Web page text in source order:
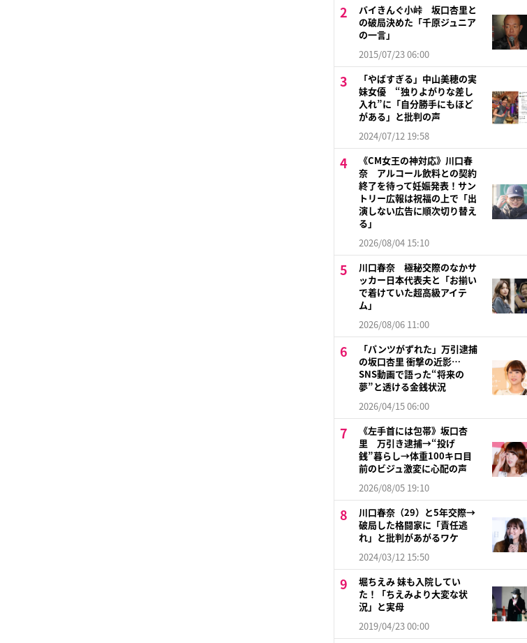
バイきんぐ小峠 坂口杏里と
の破局決めた「千原ジュニア
の一言」
2015/07/23 06:00
「やばすぎる」中山美穂の実
妹女優 “独りよがりな差し
入れ”に「自分勝手にもほど
がある」と批判の声
2024/07/12 19:58
《CM女王の神対応》川口春
奈 アルコール飲料との契約
終了を待って妊娠発表！サン
トリー広報は祝福の上で「出
演しない広告に順次切り替え
る」
2026/08/04 15:10
川口春奈 極秘交際のなかサ
ッカー日本代表夫と「お揃い
で着けていた超高級アイテ
ム」
2026/08/06 11:00
「パンツがずれた」万引逮捕
の坂口杏里 衝撃の近影…
SNS動画で語った“将来の
夢”と透ける金銭状況
2026/04/15 06:00
《左手首には包帯》坂口杏
里 万引き逮捕→“投げ
銭”暮らし→体重100キロ目
前のビジュ激変に心配の声
2026/08/05 19:10
川口春奈（29）と5年交際→
破局した格闘家に「責任逃
れ」と批判があがるワケ
2024/03/12 15:50
堀ちえみ 妹も入院してい
た！「ちえみより大変な状
況」と実母
2019/04/23 00:00